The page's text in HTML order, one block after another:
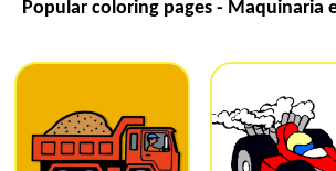
Popular coloring pages - Maquinaria